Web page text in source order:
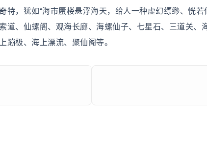
特，犹如“海市蜃楼悬浮海天，给人一种虚幻缥缈、恍
道、仙螺阁、观海长廊、海螺仙子、七星石、三道关、
蹦极、海上漂流、聚仙阁等。